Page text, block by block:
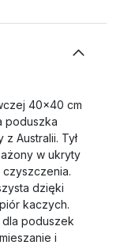
40x40 cm
poduszka
Australii. Tył
w ukryty
czyszczenia.
dzięki
kaczych.
poduszek
i